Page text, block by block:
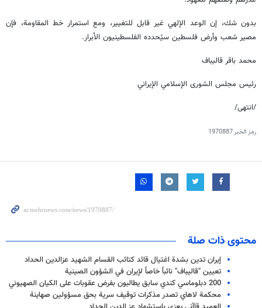
بدون شك، إن الوعد الإلهي غير قابل للتغيير، ومع استمرار خط المقاومة، فإن
مصير شعب وأرض فلسطين سيُحدده الفلسطينيون الأبرار.
محمد باقر قاليباف
رئيس مجلس الشورى الإسلامي الإيراني
/انتهى/
رمز الخبر1970887
محتوى ذات صلة
إيران تدين بشدة اغتيال قائد كتائب القسام الشهيد عزالدين الحداد
تعيين "قاليباف" نائباً خاصاً لإيران في الشؤون الصينية
200 دبلوماسي كندي سابق يطالبون بفرض عقوبات على الكيان الصهيوني
محكمة لاهاي تصدر مذكرات توقيف سرية بحق مسؤولين صهاينة